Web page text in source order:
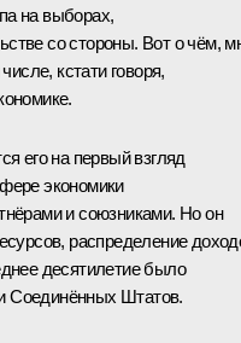
на выборах,
со стороны. Вот о чём,
кстати говоря,
его на первый взгляд
экономики
и союзниками. Но он
распределение
десятилетие было
Соединённых Штатов.